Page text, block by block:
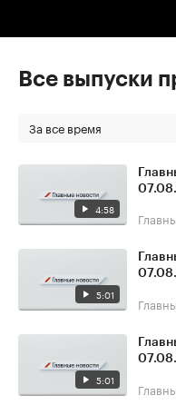
Все выпуски
За все время
4:58
5:01
5:01